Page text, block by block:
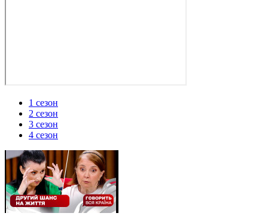
1 сезон
2 сезон
3 сезон
4 сезон